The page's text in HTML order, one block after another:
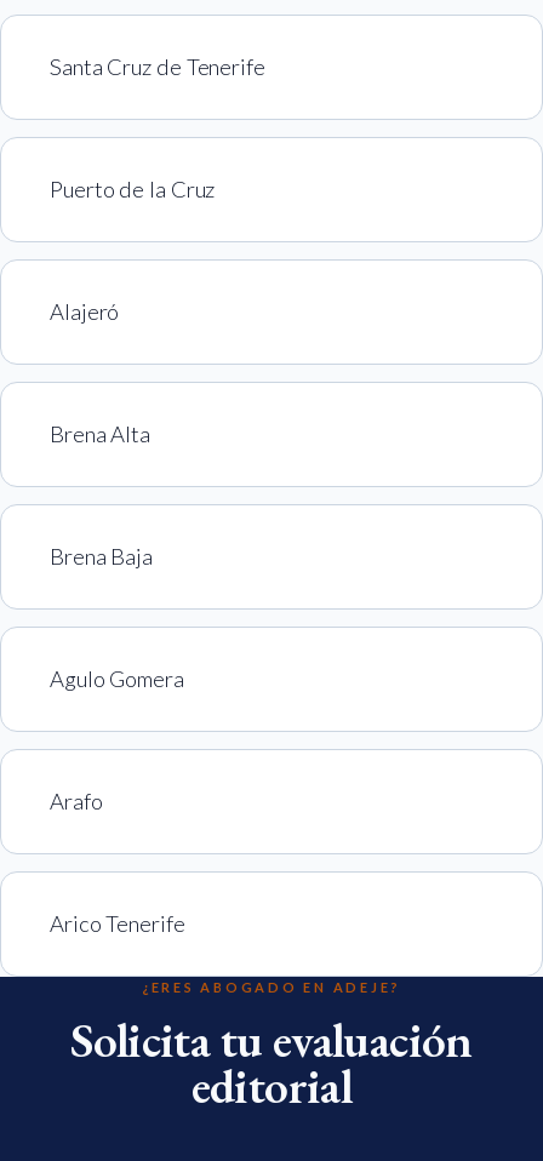
Santa Cruz de Tenerife
Puerto de la Cruz
Alajeró
Brena Alta
Brena Baja
Agulo Gomera
Arafo
Arico Tenerife
¿ERES ABOGADO EN ADEJE?
Solicita tu evaluación
editorial